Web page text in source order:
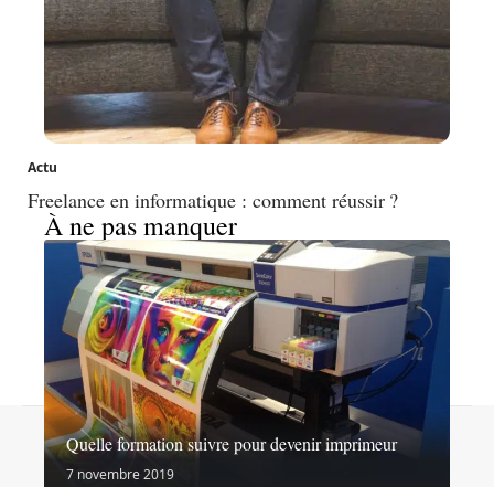
Actu
Freelance en informatique : comment réussir ?
À ne pas manquer
Quelle formation suivre pour devenir imprimeur
7 novembre 2019© 2026 | goinformation.info
Contact Mentions légales Sitemap